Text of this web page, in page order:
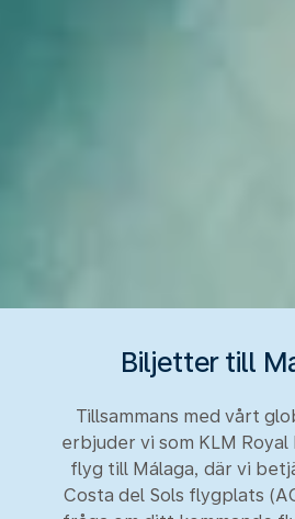
Biljetter till
Tillsammans med vårt
erbjuder vi som KLM
flyg till Málaga, där vi
Costa del Sols flygplats